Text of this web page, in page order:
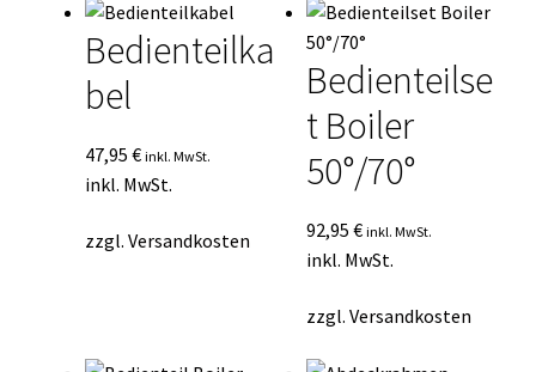
Mein Konto
Mein Konto
Vertrag widerrufen
sortiert
Bedienteilka
bel
47,95 € inkl. MwSt.
inkl. MwSt.
zzgl. Versandkosten
Bedienteilse
t Boiler
50°/70°
92,95€ inkl. MwSt.
inkl. MwSt.
zzgl.Versandkosten